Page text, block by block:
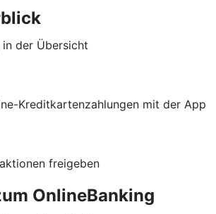
der Übersicht
Kreditkartenzahlungen mit der App
freigeben
OnlineBanking